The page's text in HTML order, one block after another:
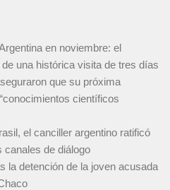
en noviembre: el
una histórica visita de tres días
que su próxima
científicos
el canciller argentino ratificó
canales de diálogo
la detención de la joven acusada